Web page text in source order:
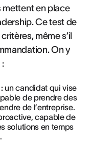
mettent en place
Ce test de
même s’il
On y
un candidat qui vise
de prendre des
de l’entreprise.
capable de
solutions en temps